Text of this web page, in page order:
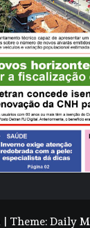
| Theme: Daily